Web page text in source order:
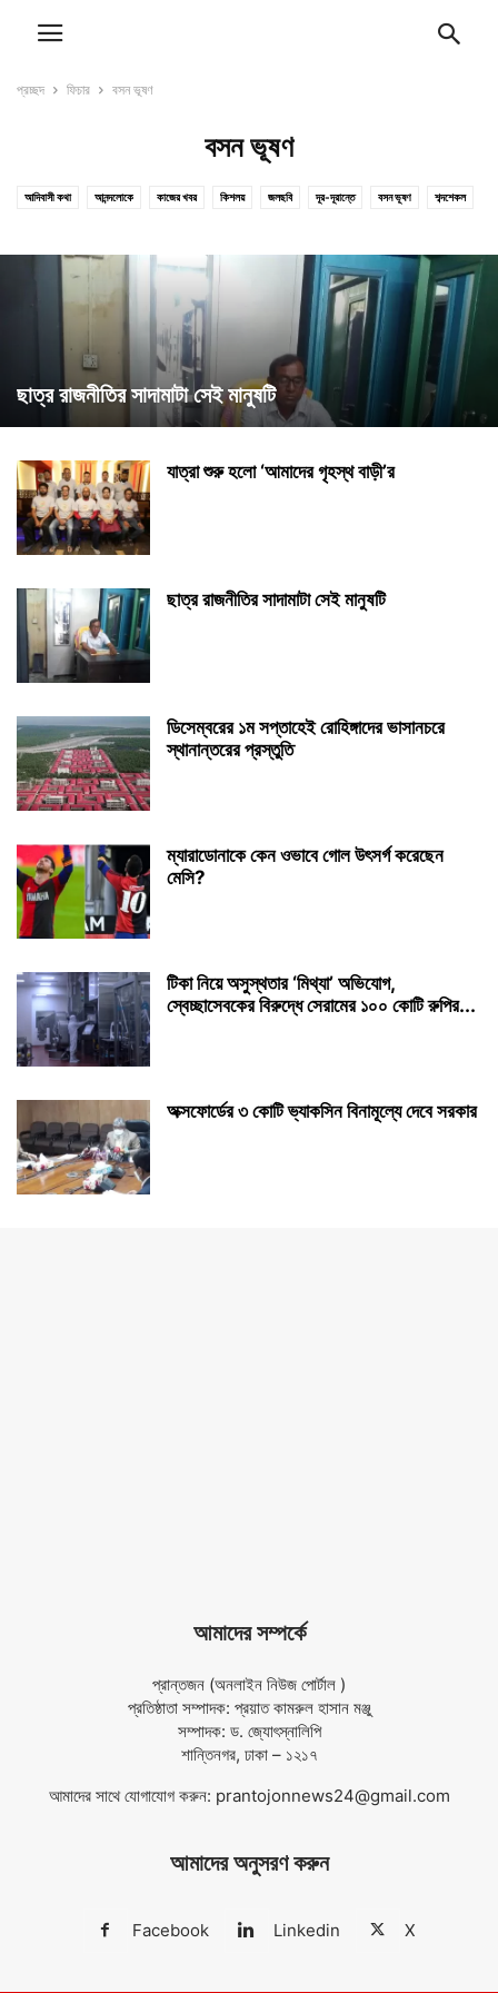
প্রচ্ছদ ফিচার বসন ভূষণ
বসন ভূষণ
আদিবাসী কথা আনন্দলোকে কাজের খবর কিশলয় জলছবি দূর-দূরান্তে বসন ভূষণ শব্দশেকল
ছাত্র রাজনীতির সাদামাটা সেই মানুষটি
যাত্রা শুরু হলো ‘আমাদের গৃহস্থ বাড়ী’র
ছাত্র রাজনীতির সাদামাটা সেই মানুষটি
ডিসেম্বরের ১ম সপ্তাহেই রোহিঙ্গাদের ভাসানচরে
স্থানান্তরের প্রস্তুতি
ম্যারাডোনাকে কেন ওভাবে গোল উৎসর্গ করেছেন
মেসি?
টিকা নিয়ে অসুস্থতার ‘মিথ্যা’ অভিযোগ,
স্বেচ্ছাসেবকের বিরুদ্ধে সেরামের ১০০ কোটি রুপির...
অক্সফোর্ডের ৩ কোটি ভ্যাকসিন বিনামূল্যে দেবে সরকার
আমাদের সম্পর্কে
প্রান্তজন (অনলাইন নিউজ পোর্টাল )
প্রতিষ্ঠাতা সম্পাদক: প্রয়াত কামরুল হাসান মঞ্জু
সম্পাদক: ড. জ্যোৎস্নালিপি
শান্তিনগর, ঢাকা – ১২১৭
আমাদের সাথে যোগাযোগ করুন: prantojonnews24@gmail.com
আমাদের অনুসরণ করুন
Facebook Linkedin X